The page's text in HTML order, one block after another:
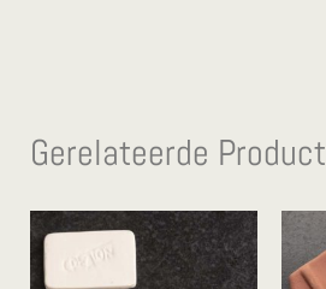
Gerelateerde